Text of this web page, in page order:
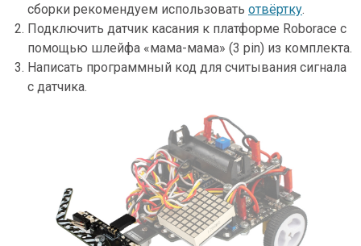
сборки рекомендуем использовать отвёртку.
Подключить датчик касания к платформе Roborace с
помощью шлейфа «мама-мама» (3 pin) из комплекта.
Написать программный код для считывания сигнала
с датчика.